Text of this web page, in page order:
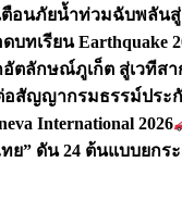
ตือนภัยน้ำท่วมฉับพลั
บทเรียน Earthquake
ตลักษณ์ภูเก็ต สู่เวทีส
สัญญากรมธรรม์ประ
International 2026
” ดัน 24 ต้นแบบยกร